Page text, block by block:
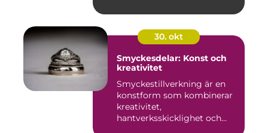
30. okt
Smyckesdelar: Konst och
kreativitet
Smyckestillverkning är en
konstform som kombinerar
kreativitet,
hantverksskicklighet och